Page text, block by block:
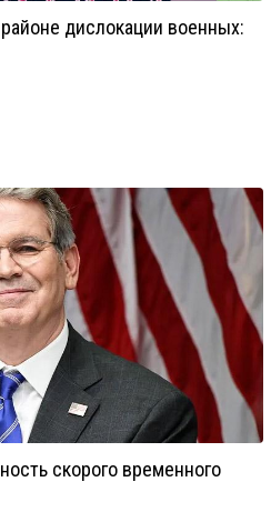
дислокации военных:
скорого временного